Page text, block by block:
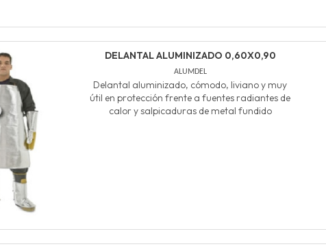
DELANTAL ALUMINIZADO 0,60X0,90
ALUMDEL
Delantal aluminizado, cómodo, liviano y muy
útil en protección frente a fuentes radiantes de
calor y salpicaduras de metal fundido